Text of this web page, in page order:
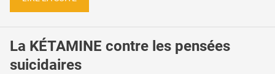
La KÉTAMINE contre les pensées
suicidaires